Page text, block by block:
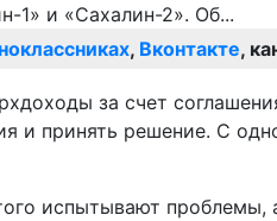
, Вконтакте,
за счет
и принять решение. С
испытывают проблемы,